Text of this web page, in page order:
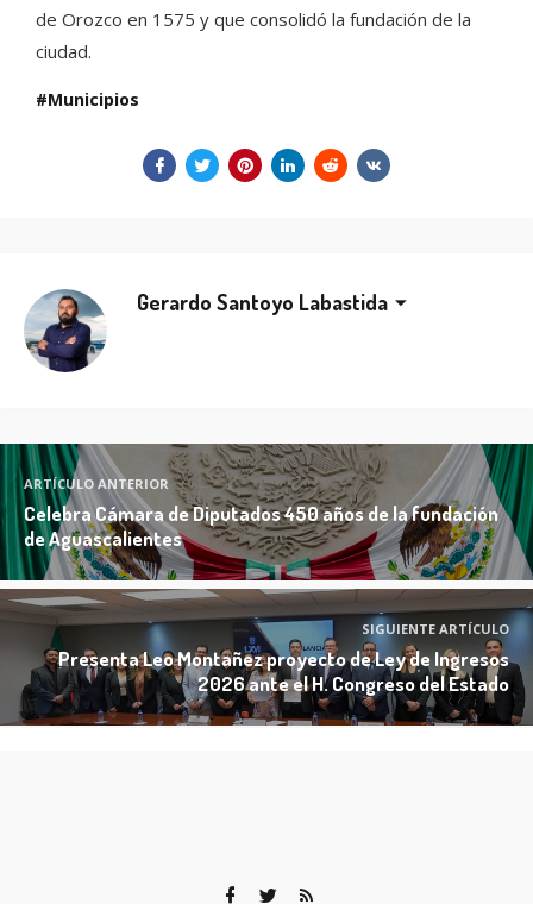
de Orozco en 1575 y que consolidó la fundación de la
ciudad.
Municipios
Gerardo Santoyo Labastida
ARTÍCULO ANTERIOR
Celebra Cámara de Diputados 450 años de la fundación
de Aguascalientes
SIGUIENTE ARTÍCULO
Presenta Leo Montañez proyecto de Ley de Ingresos
2026 ante el H. Congreso del Estado